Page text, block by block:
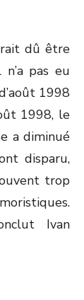
dû être
pas eu
1998
1998, le
a diminué
disparu,
trop
Ivan